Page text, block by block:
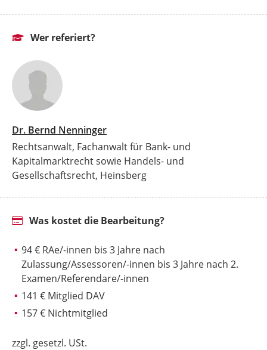
Wer referiert?
Dr. Bernd Nenninger
Rechtsanwalt, Fachanwalt für Bank- und
Kapitalmarktrecht sowie Handels- und
Gesellschaftsrecht, Heinsberg
Was kostet die Bearbeitung?
94 € RAe/-innen bis 3 Jahre nach
Zulassung/Assessoren/-innen bis 3 Jahre nach 2.
Examen/Referendare/-innen
141 € Mitglied DAV
157 € Nichtmitglied
zzgl. gesetzl. USt.